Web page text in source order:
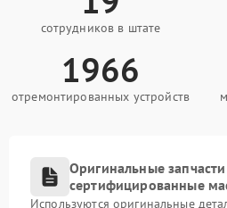
сотрудников в штате
1966
отремонтированных устройств
Оригинальные
сертифицированные
Используются оригинальные